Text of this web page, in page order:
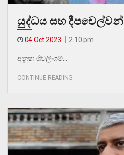
යුද්ධය සහ
04 Oct 2023 2.10 pm
අනූෂා ශිවලිංගම්…
CONTINUE READING